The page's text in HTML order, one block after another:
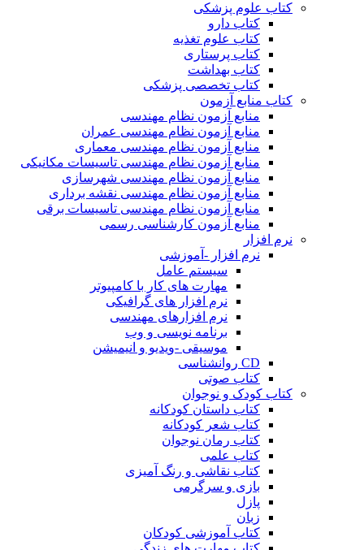
کتاب علوم پزشکی
کتاب دارو
کتاب علوم تغذیه
کتاب پرستاری
کتاب بهداشت
کتاب تخصصی پزشکی
کتاب منابع آزمون
منابع آزمون نظام مهندسی
منابع آزمون نظام مهندسی عمران
منابع آزمون نظام مهندسی معماری
منابع آزمون نظام مهندسی تاسیسات مکانیکی
منابع آزمون نظام مهندسی شهرسازی
منابع آزمون نظام مهندسی نقشه برداری
منابع آزمون نظام مهندسی تاسیسات برقی
منابع آزمون کارشناسی رسمی
نرم افزار
نرم افزار -آموزشی
سیستم عامل
مهارت های کار با کامپیوتر
نرم افزار های گرافیکی
نرم افزارهای مهندسی
برنامه نویسی و وب
موسیقی -ویدیو و انیمیشن
CD روانشناسی
کتاب صوتی
کتاب کودک و نوجوان
کتاب داستان کودکانه
کتاب شعر کودکانه
کتاب رمان نوجوان
کتاب علمی
کتاب نقاشی و رنگ آمیزی
بازی و سرگرمی
پازل
زبان
کتاب آموزشی کودکان